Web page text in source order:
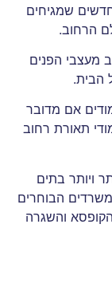
שמגיחים
הרחוב.
מעצבי הפנים
הבית.
אם מדובר
תאורת רחוב
ויותר בתים
הבוחרים
והשגרה